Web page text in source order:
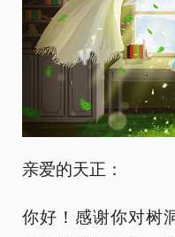
亲爱的天正：
你好！感谢你对树